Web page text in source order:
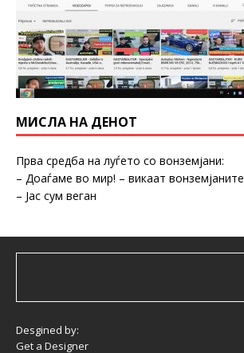
МИСЛА НА ДЕНОТ
Прва средба на луѓето со вонземјани:
– Доаѓаме во мир! – викаат вонземјаните
– Јас сум веган
Desgined by:
Get a Designer